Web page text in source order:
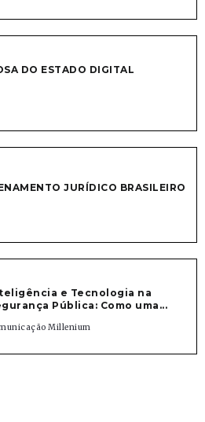
DO ESTADO DIGITAL
JURÍDICO BRASILEIRO
e Tecnologia na
Pública: Como uma...
Millenium